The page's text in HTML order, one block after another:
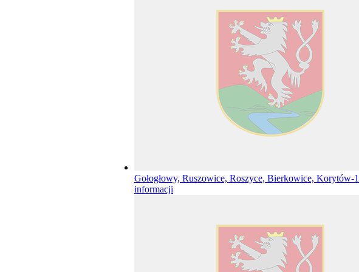
Gołogłowy, Ruszowice, Roszyce, Bierkowice, Korytów-1
informacji